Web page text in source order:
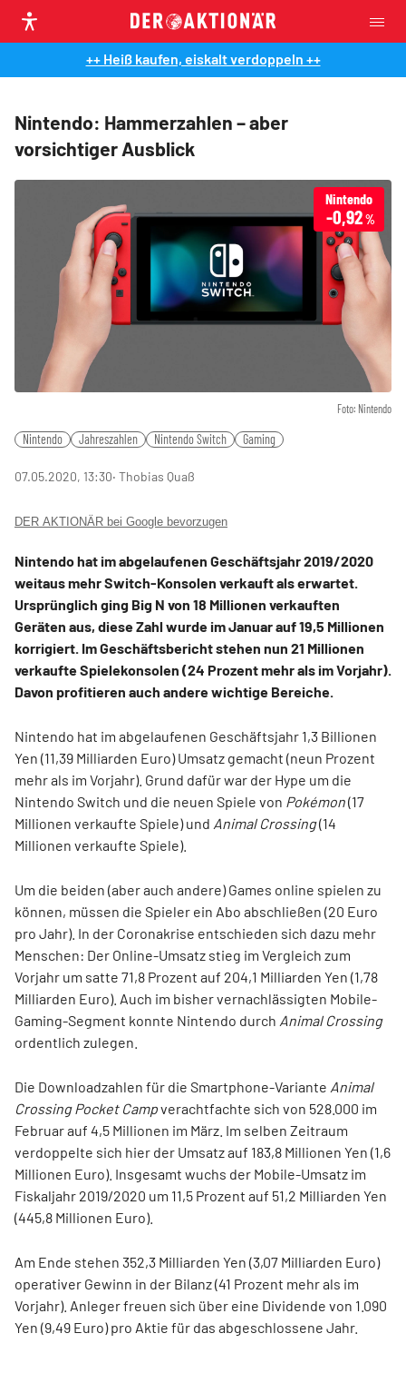
++ Heiß kaufen, eiskalt verdoppeln ++
Nintendo: Hammerzahlen – aber
vorsichtiger Ausblick
Foto: Nintendo
Nintendo
-0,92%
Nintendo Jahreszahlen Nintendo Switch Gaming
07.05.2020, 13:30‧ Thobias Quaß
DER AKTIONÄR bei Google bevorzugen
Nintendo hat im abgelaufenen Geschäftsjahr 2019/2020
weitaus mehr Switch-Konsolen verkauft als erwartet.
Ursprünglich ging Big N von 18 Millionen verkauften
Geräten aus, diese Zahl wurde im Januar auf 19,5 Millionen
korrigiert. Im Geschäftsbericht stehen nun 21 Millionen
verkaufte Spielekonsolen (24 Prozent mehr als im Vorjahr).
Davon profitieren auch andere wichtige Bereiche.
Nintendo hat im abgelaufenen Geschäftsjahr 1,3 Billionen
Yen (11,39 Milliarden Euro) Umsatz gemacht (neun Prozent
mehr als im Vorjahr). Grund dafür war der Hype um die
Nintendo Switch und die neuen Spiele von Pokémon(17
Millionen verkaufte Spiele) und Animal Crossing(14
Millionen verkaufte Spiele).
Um die beiden (aber auch andere) Games online spielen zu
können, müssen die Spieler ein Abo abschließen (20 Euro
pro Jahr). In der Coronakrise entschieden sich dazu mehr
Menschen: Der Online-Umsatz stieg im Vergleich zum
Vorjahr um satte 71,8 Prozent auf 204,1 Milliarden Yen (1,78
Milliarden Euro). Auch im bisher vernachlässigten Mobile-
Gaming-Segment konnte Nintendo durch Animal Crossing
ordentlich zulegen.
Die Downloadzahlen für die Smartphone-Variante Animal
Crossing Pocket Campverachtfachte sich von 528.000 im
Februar auf 4,5 Millionen im März. Im selben Zeitraum
verdoppelte sich hier der Umsatz auf 183,8 Millionen Yen (1,6
Millionen Euro). Insgesamt wuchs der Mobile-Umsatz im
Fiskaljahr 2019/2020 um 11,5 Prozent auf 51,2 Milliarden Yen
(445,8 Millionen Euro).
Am Ende stehen 352,3 Milliarden Yen (3,07 Milliarden Euro)
operativer Gewinn in der Bilanz (41 Prozent mehr als im
Vorjahr). Anleger freuen sich über eine Dividende von 1.090
Yen (9,49 Euro) pro Aktie für das abgeschlossene Jahr.